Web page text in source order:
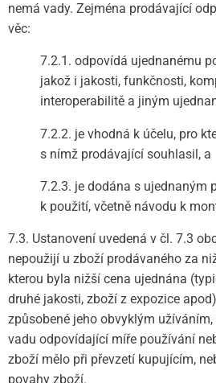
nemá vady. Zejména prodávající
věc:
7.2.1. odpovídá ujednanému
jakož i jakosti, funkčnosti,
interoperabilitě a jiným
7.2.2. je vhodná k účelu, pro
s nímž prodávající souhlasil, a
7.2.3. je dodána s ujednaným
k použití, včetně návodu k
7.3. Ustanovení uvedená v čl. 7.3
nepoužijí u zboží prodávaného za
kterou byla nižší cena ujednána
druhé jakosti, zboží z expozice
způsobené jeho obvyklým
vadu odpovídající míře používání
zboží mělo při převzetí kupujícím,
povahy zboží.